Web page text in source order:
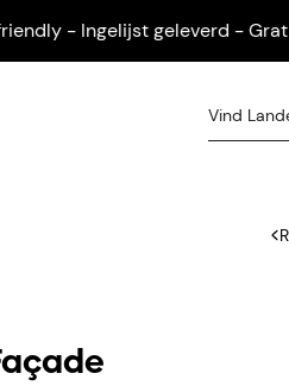
- Ingelijst geleverd - Gratis